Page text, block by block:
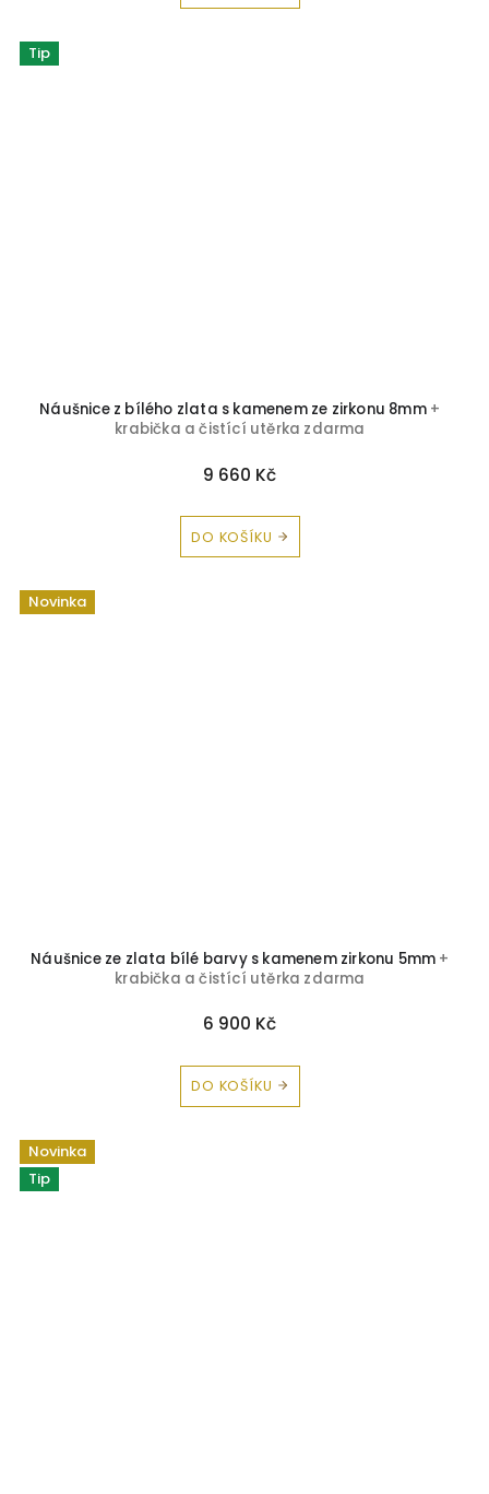
Tip
Náušnice z bílého zlata s kamenem ze zirkonu 8mm +
krabička a čistící utěrka zdarma
9 660 Kč
DO KOŠÍKU
Novinka
Náušnice ze zlata bílé barvy s kamenem zirkonu 5mm +
krabička a čistící utěrka zdarma
6 900 Kč
DO KOŠÍKU
Novinka
Tip